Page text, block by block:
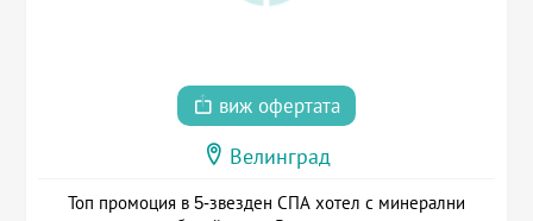
виж офертата
Велинград
Топ промоция в 5-звезден СПА хотел с минерални